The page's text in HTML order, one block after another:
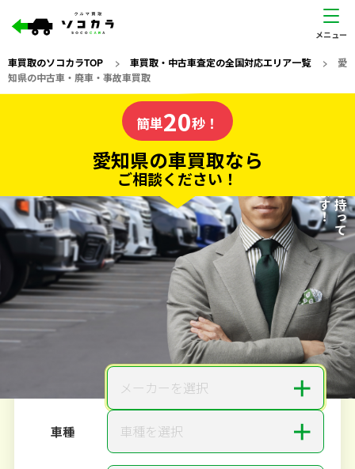
車買取のソコカラTOP > 車買取・中古車査定の全国対応エリア一覧> 愛
知県の中古車・廃車・事故車買取
の車買取なら
ソコカラの
電話か出張か、高い方の査定を提案。
だから高価買取!
私たちが責任を持って
査定いたします！
簡単20秒！
愛知県の車買取なら
ご相談ください！
20秒で入力完了！
無料で カンタンWeb査定
ご依頼いただいたお車を丁寧に査定いたします
メーカーを選択 ＋
車種 車種を選択 ＋